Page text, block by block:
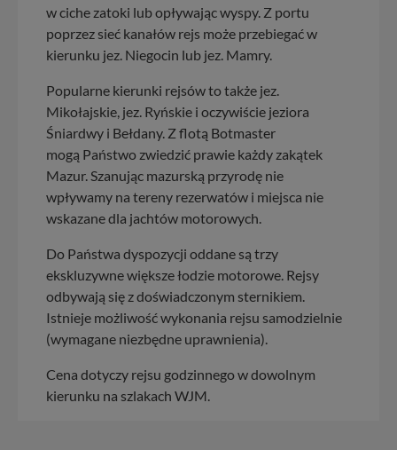
w ciche zatoki lub opływając wyspy. Z portu
poprzez sieć kanałów rejs może przebiegać w
kierunku jez. Niegocin lub jez. Mamry.
Popularne kierunki rejsów to także jez.
Mikołajskie, jez. Ryńskie i oczywiście jeziora
Śniardwy i Bełdany. Z flotą Botmaster
mogą Państwo zwiedzić prawie każdy zakątek
Mazur. Szanując mazurską przyrodę nie
wpływamy na tereny rezerwatów i miejsca nie
wskazane dla jachtów motorowych.
Do Państwa dyspozycji oddane są trzy
ekskluzywne większe łodzie motorowe. Rejsy
odbywają się z doświadczonym sternikiem.
Istnieje możliwość wykonania rejsu samodzielnie
(wymagane niezbędne uprawnienia).
Cena dotyczy rejsu godzinnego w dowolnym
kierunku na szlakach WJM.